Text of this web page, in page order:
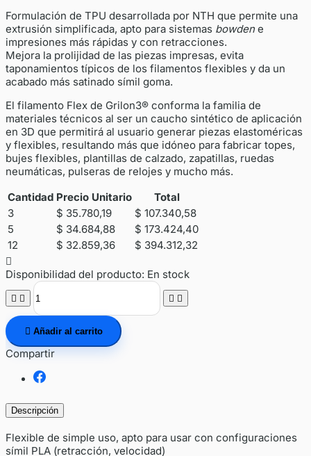
Formulación de TPU desarrollada por NTH que permite una
extrusión simplificada, apto para sistemas bowdene
impresiones más rápidas y con retracciones.
Mejora la prolijidad de las piezas impresas, evita
taponamientos típicos de los filamentos flexibles y da un
acabado más satinado símil goma.
El filamento Flex de Grilon3® conforma la familia de
materiales técnicos al ser un caucho sintético de aplicación
en 3D que permitirá al usuario generar piezas elastoméricas
y flexibles, resultando más que idóneo para fabricar topes,
bujes flexibles, plantillas de calzado, zapatillas, ruedas
neumáticas, pulseras de relojes y mucho más.
Cantidad Precio Unitario
Total
3
$ 35.780,19
$ 107.340,58
5
$ 34.684,88
$ 173.424,40
12
$ 32.859,36
$ 394.312,32

Disponibilidad del producto: En stock
   
 Añadir al carrito
Compartir
Descripción
Flexible de simple uso, apto para usar con configuraciones
símil PLA (retracción, velocidad)